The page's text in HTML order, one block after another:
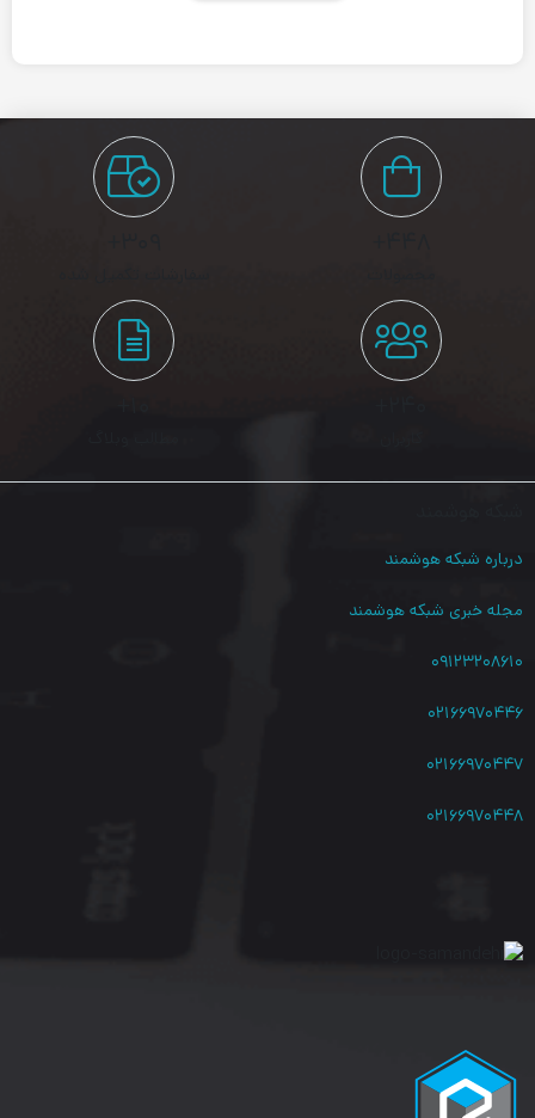
روتر چیست؟
روتر دستگاهی است که بسته های اطلاعاتی (دیتا) را بین کامپیوترهای
تحت شبکه، ارسال کرده و عمل هدایت بسته ها تا رسیدن به مقصد را
در ادامه به بررسی ویژگی های روتر بی سیم برند (میکروتیک)
MikroTik مدل hAP ac³ خواهیم پرداخت:
ساعت (صد هزار ساعت) می تواند شبکه شما را پشتیبانی کند. که در
نوع خود، رقم قابل توجهی به حساب می آید.
درباره شبکه هوشمند
مجله خبری شبکه هوشمند
۰۹۱۲۳۲۰۸۶۱۰
۰۲۱۶۶۹۷۰۴۴۶
۰۲۱۶۶۹۷۰۴۴۷
۰۲۱۶۶۹۷۰۴۴۸